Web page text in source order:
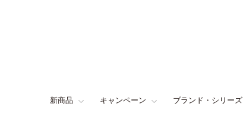
新商品 キャンペーン ブランド・シリーズ